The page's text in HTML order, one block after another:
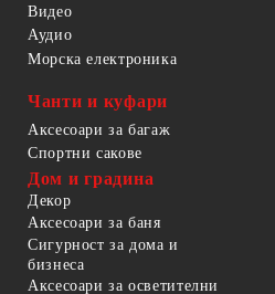
Видео
Аудио
Морска електроника
Чанти и куфари
Аксесоари за багаж
Спортни сакове
Дом и градина
Декор
Аксесоари за баня
Сигурност за дома и
бизнеса
Аксесоари за осветителни